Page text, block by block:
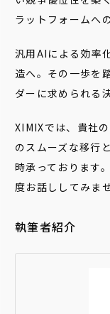
ラットフォームへ
汎用AIによる効率
造へ。その一歩を
ダーに求められる
XIMIXでは、貴社
のスムーズな移行
時承っております
度お話ししてみま
執筆者紹介